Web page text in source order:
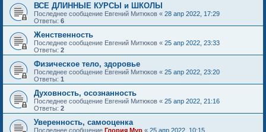
ВСЕ ДЛИННЫЕ КУРСЫ и ШКОЛЫ
Последнее сообщение Евгений Митюков « 28 апр 2022, 17:29
Ответы: 6
Женственность
Последнее сообщение Евгений Митюков « 25 апр 2022, 23:33
Ответы: 2
Физическое тело, здоровье
Последнее сообщение Евгений Митюков « 25 апр 2022, 23:20
Ответы: 1
Духовность, осознанность
Последнее сообщение Евгений Митюков « 25 апр 2022, 21:16
Ответы: 2
Уверенность, самооценка
Последнее сообщение Глория Мур « 25 апр 2022, 10:15